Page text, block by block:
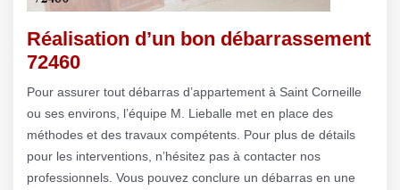
Réalisation d’un bon débarrassement
72460
Pour assurer tout débarras d’appartement à Saint Corneille
ou ses environs, l’équipe M. Lieballe met en place des
méthodes et des travaux compétents. Pour plus de détails
pour les interventions, n’hésitez pas à contacter nos
professionnels. Vous pouvez conclure un débarras en une